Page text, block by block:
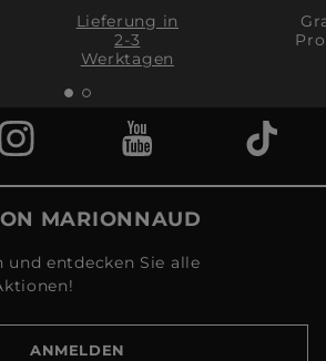
Lieferung in
2-3
Werktagen
MARIONNAUD
und entdecken Sie alle
ANMELDEN